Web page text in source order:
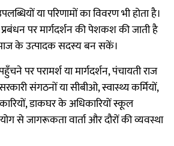
या परिणामों का विवरण भी होता है।
पर मार्गदर्शन की पेशकश की जाती है
के उत्पादक सदस्य बन सकें।
पर परामर्श या मार्गदर्शन, पंचायती राज
संगठनों या सीबीओ, स्वास्थ्य कर्मियों,
डाकघर के अधिकारियों स्कूल
से जागरूकता वार्ता और दौरों की व्यवस्था